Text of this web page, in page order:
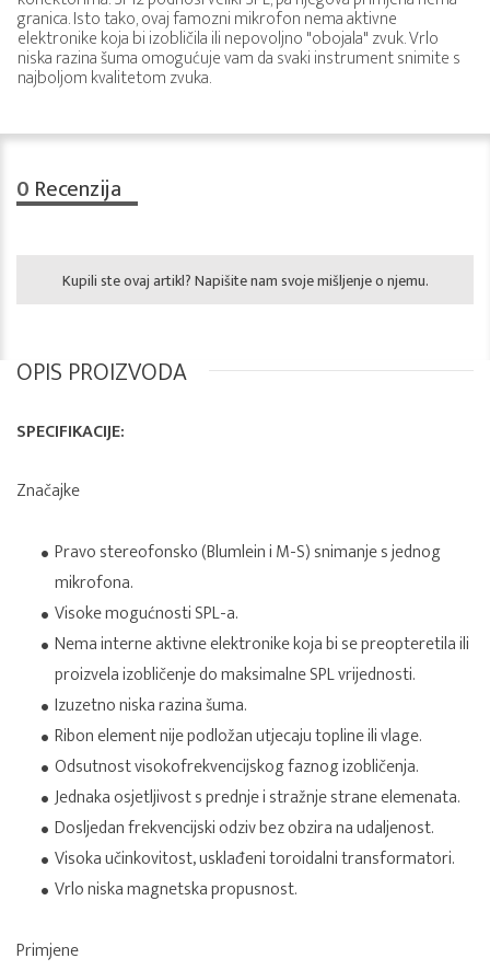
granica. Isto tako, ovaj famozni mikrofon nema aktivne
elektronike koja bi izobličila ili nepovoljno "obojala" zvuk. Vrlo
niska razina šuma omogućuje vam da svaki instrument snimite s
najboljom kvalitetom zvuka.
0 Recenzija
Kupili ste ovaj artikl? Napišite nam svoje mišljenje o njemu.
OPIS PROIZVODA
SPECIFIKACIJE:
Značajke
Pravo stereofonsko (Blumlein i M-S) snimanje s jednog
mikrofona.
Visoke mogućnosti SPL-a.
Nema interne aktivne elektronike koja bi se preopteretila ili
proizvela izobličenje do maksimalne SPL vrijednosti.
Izuzetno niska razina šuma.
Ribon element nije podložan utjecaju topline ili vlage.
Odsutnost visokofrekvencijskog faznog izobličenja.
Jednaka osjetljivost s prednje i stražnje strane elemenata.
Dosljedan frekvencijski odziv bez obzira na udaljenost.
Visoka učinkovitost, usklađeni toroidalni transformatori.
Vrlo niska magnetska propusnost.
Primjene